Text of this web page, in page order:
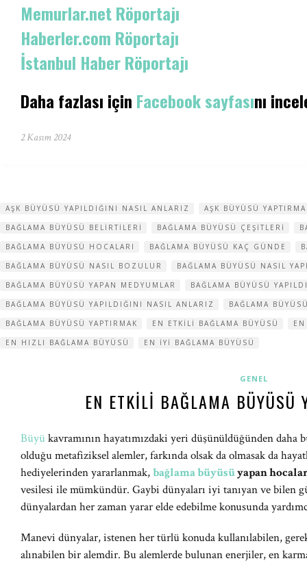
Memurlar.net Röportajı
Haberler.com Röportajı
İstanbul Haber Röportajı
Daha fazlası için Facebook sayfasını
2 Kasım 2024
AŞK BÜYÜSÜ YAPILDIĞINI NASIL ANLARIZ
AŞK BÜYÜSÜ
BAĞLAMA BÜYÜSÜ BELIRTILERI
BAĞLAMA BÜYÜSÜ ÇEŞITLERI
BAĞLAMA BÜYÜSÜ HOCALARI
BAĞLAMA BÜYÜSÜ KAÇ GÜNDE
BAĞLAMA BÜYÜSÜ NASIL BOZULUR
BAĞLAMA BÜYÜSÜ NASIL
BAĞLAMA BÜYÜSÜ YAPAN MEDYUMLAR
BAĞLAMA BÜYÜSÜ
BAĞLAMA BÜYÜSÜ YAPILDIĞINI NASIL ANLARIZ
BAĞLAMA
BAĞLAMA BÜYÜSÜ YAPTIRMAK
EN ETKILI BAĞLAMA BÜYÜSÜ
EN HIZLI BAĞLAMA BÜYÜSÜ
EN IYI BAĞLAMA BÜYÜSÜ
GENEL
EN ETKILI BAĞLAMA BÜYÜSÜ
Büyü kavramının hayatımızdaki yeri düşünüldüğünden
olduğu metafiziksel alemler, farkında olsak da olmasak da
hediyelerinden yararlanmak,bağlama büyüsüyapan
vesilesi ile mümkündür. Gaybi dünyaları iyi tanıyan ve bilen
dünyalardan her zaman yarar elde edebilme konusunda
Manevi dünyalar, istenen her türlü konuda kullanılabilen,
alınabilen bir alemdir. Bu alemlerde bulunan enerjiler, en